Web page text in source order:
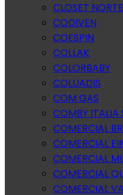
CLOSET NORTE
CODIVEN
COESPIN
COLLAK
COLORBABY
COLUADIS
COM GAS
COMBY ITALIA
COMERCIAL
COMERCIAL
COMERCIAL
COMERCIAL
COMERCIAL